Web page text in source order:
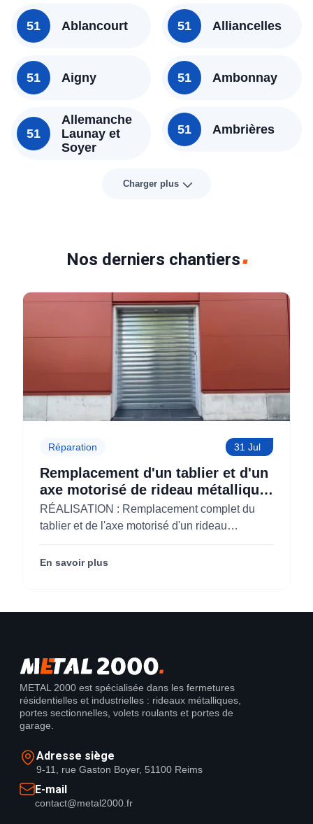
51 Ablancourt
51 Aigny
51
Allemanche
Launay et
Soyer
51 Alliancelles
51 Ambonnay
51 Ambrières
Charger plus
Nos derniers chantiers
Réparation 31 Jul
Remplacement d'un tablier et d'un
axe motorisé de rideau métallique
pour M'CHADAL (Optical Center)
(95)
RÉALISATION : Remplacement complet du
tablier et de l'axe motorisé d'un rideau
Center) (95290).
En savoir plus
METAL 2000 est spécialisée dans les fermetures
résidentielles et industrielles : rideaux métalliques,
portes sectionnelles, volets roulants et portes de
garage.
Adresse siège
9-11, rue Gaston Boyer, 51100 Reims
E-mail
contact@metal2000.fr